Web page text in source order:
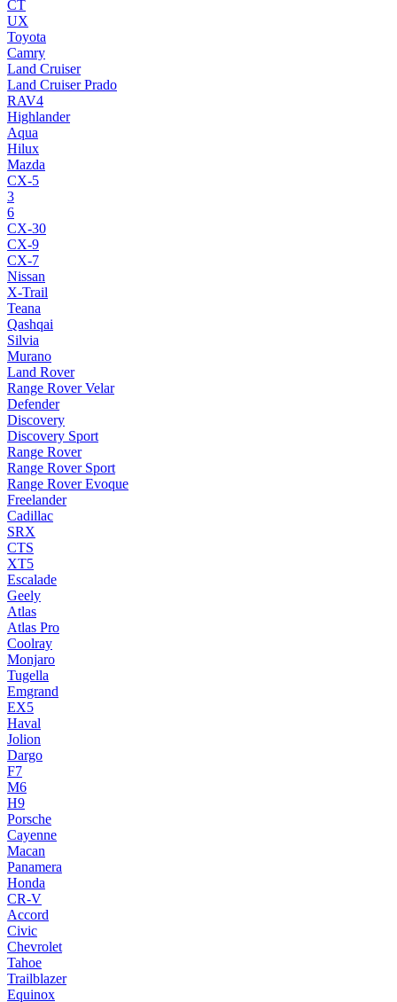
CT
UX
Toyota
Camry
Land Cruiser
Land Cruiser Prado
RAV4
Highlander
Aqua
Hilux
Mazda
CX-5
3
6
CX-30
CX-9
CX-7
Nissan
X-Trail
Teana
Qashqai
Silvia
Murano
Land Rover
Range Rover Velar
Defender
Discovery
Discovery Sport
Range Rover
Range Rover Sport
Range Rover Evoque
Freelander
Cadillac
SRX
CTS
XT5
Escalade
Geely
Atlas
Atlas Pro
Coolray
Monjaro
Tugella
Emgrand
EX5
Haval
Jolion
Dargo
F7
M6
H9
Porsche
Cayenne
Macan
Panamera
Honda
CR-V
Accord
Civic
Chevrolet
Tahoe
Trailblazer
Equinox